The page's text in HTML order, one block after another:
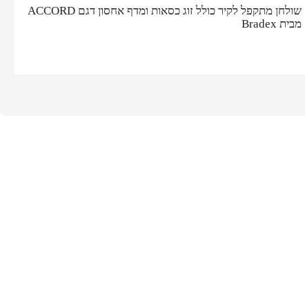
שולחן מתקפל לקיר כולל זוג כסאות ומדף אחסון דגם ACCORD
מבית Bradex